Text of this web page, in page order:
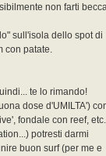
non farti
sull'isola dello spot di
con patate.
te lo rimando!
dose d'UMILTA')
fondale con reef,
potresti darmi
buon surf (per me e